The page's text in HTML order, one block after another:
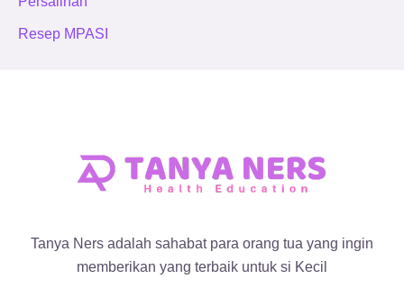
Resep MPASI
Tanya Ners adalah sahabat para orang tua yang ingin
memberikan yang terbaik untuk si Kecil